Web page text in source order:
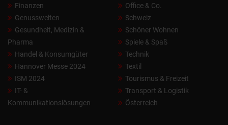
Finanzen
Genusswelten
Gesundheit, Medizin &
Pharma
Handel & Konsumgüter
Hannover Messe 2024
ISM 2024
IT- &
Kommunikationslösungen
Office & Co.
Schweiz
Schöner Wohnen
Spiele & Spaß
Technik
Textil
Tourismus & Freizeit
Transport & Logistik
Österreich